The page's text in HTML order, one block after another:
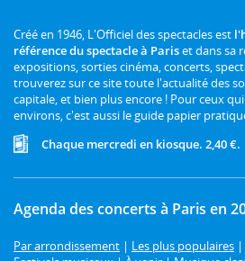
Créé en 1946, L'Officiel des spectacles est
référence du spectacle à Pariset dans sa
expositions, sorties cinéma, concerts,
trouverez sur ce site toute l'actualité des
capitale, et bien plus encore ! Pour ceux
environs, c'est aussi le guide papier
Chaque mercredi en kiosque. 2,40 €.
Agenda des concerts à Paris en
Par arrondissement | Les plus populaires |